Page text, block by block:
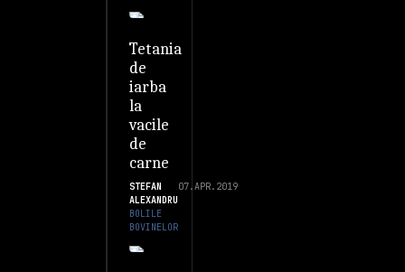
Tetania
de
iarba
la
vacile
de
carne
STEFAN
ALEXANDRU
07.APR.2019
BOLILE
BOVINELOR